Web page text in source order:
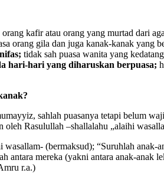
orang kafir atau orang yang murtad dari
orang gila dan juga kanak-kanak yang
tidak sah puasa wanita yang
hari-hari yang diharuskan berpuasa;
sahlah puasanya tetapi belum
oleh Rasulullah –shallalahu „alaihi
wasallam- (bermaksud); “Suruhlah
antara mereka (yakni antara anak-
r.a.)